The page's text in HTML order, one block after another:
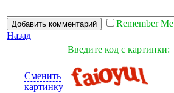
Remember Me
Назад
Сменить
картинку
Введите код с картинки: